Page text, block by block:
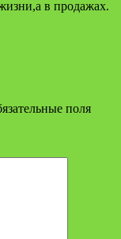
в продажах.
поля